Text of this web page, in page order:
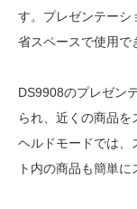
す。プレゼンテーシ
省スペースで使用で
DS9908のプレゼン
られ、近くの商品
ヘルドモードでは、
ト内の商品も簡単に